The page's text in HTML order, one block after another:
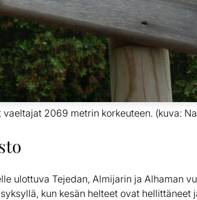
2069 metrin korkeuteen. (kuva:
ulottuva Tejedan, Almijarin ja Alhaman
kun kesän helteet ovat hellittäneet